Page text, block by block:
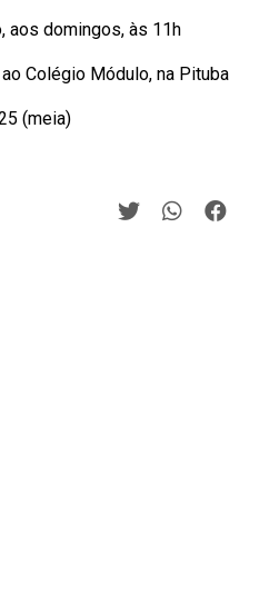
aos domingos, às 11h
Colégio Módulo, na Pituba
(meia)